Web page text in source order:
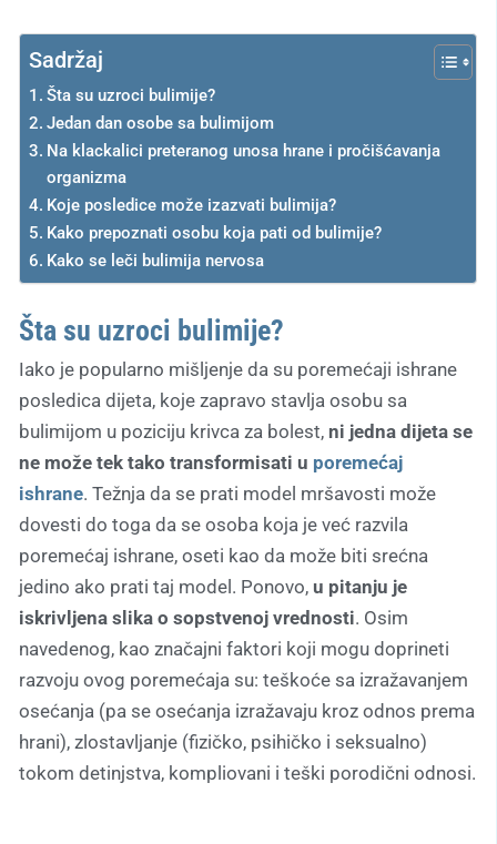
Sadržaj
Šta su uzroci bulimije?
Jedan dan osobe sa bulimijom
Na klackalici preteranog unosa hrane i pročišćavanja
organizma
Koje posledice može izazvati bulimija?
Kako prepoznati osobu koja pati od bulimije?
Kako se leči bulimija nervosa
Šta su uzroci bulimije?
Iako je popularno mišljenje da su poremećaji ishrane
posledica dijeta, koje zapravo stavlja osobu sa
bulimijom u poziciju krivca za bolest, ni jedna dijeta se
ne može tek tako transformisati u poremećaj
ishrane. Težnja da se prati model mršavosti može
dovesti do toga da se osoba koja je već razvila
poremećaj ishrane, oseti kao da može biti srećna
jedino ako prati taj model. Ponovo, u pitanju je
iskrivljena slika o sopstvenoj vrednosti. Osim
navedenog, kao značajni faktori koji mogu doprineti
razvoju ovog poremećaja su: teškoće sa izražavanjem
osećanja (pa se osećanja izražavaju kroz odnos prema
hrani), zlostavljanje (fizičko, psihičko i seksualno)
tokom detinjstva, kompliovani i teški porodični odnosi.